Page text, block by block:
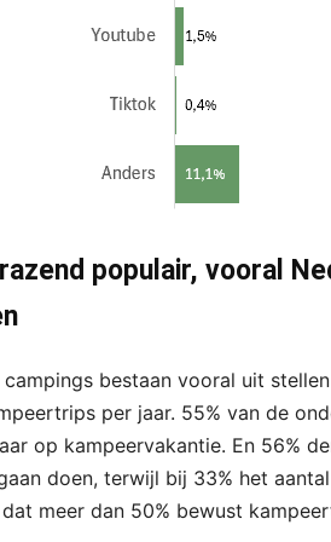
populair, vooral
bestaan vooral uit
per jaar. 55% van de
op kampeervakantie. En 56%
doen, terwijl bij 33% het
meer dan 50% bewust